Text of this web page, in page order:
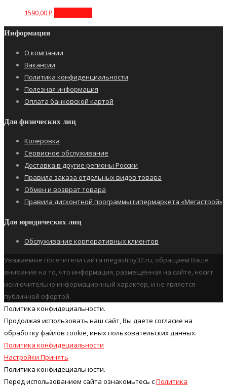
1590,00₽
Информация
О компании
Вакансии
Политика конфиденциальности
Полезная информация
Оплата банковской картой
Для физических лиц
Колеровка
Сервисное обслуживание
Доставка в другие регионы России
Правила заказа отдельных видов товара
Обмен и возврат товара
Правила дисконтной программы гипермаркета «Мегастрой»
Для юридических лиц
Обслуживание корпоративных клиентов
Уважаемые посетители сайта megastroy32.ru, обращаем Ваше
внимание на то, что информация, размещенная на сайте, носит
исключительно информационный характер, и не является
публичной офертой.
Политика конфидециальности.
Продолжая использовать наш cайт, Вы даете согласие на
обработку файлов cookie, иных пользовательских данных.
Политика конфидециальности
Настройки Принять
Политика конфидециальности.
Перед использованием сайта ознакомьтесь сПолитика